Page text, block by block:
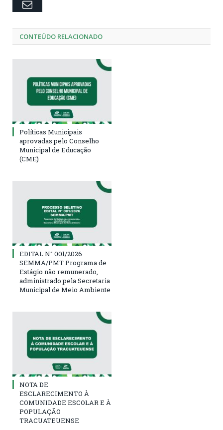
Email
CONTEÚDO RELACIONADO
Políticas Municipais
aprovadas pelo Conselho
Municipal de Educação
(CME)
EDITAL N° 001/2026
SEMMA/PMT Programa de
Estágio não remunerado,
administrado pela Secretaria
Municipal de Meio Ambiente
NOTA DE
ESCLARECIMENTO À
COMUNIDADE ESCOLAR E À
POPULAÇÃO
TRACUATEUENSE